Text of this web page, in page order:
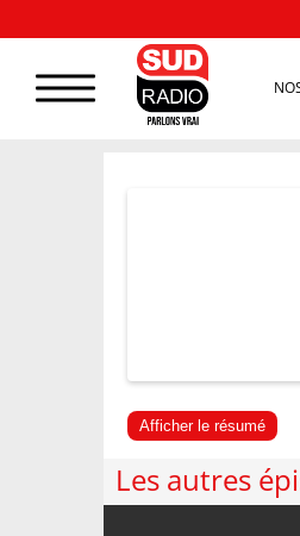
Afficher le résumé
Les autres